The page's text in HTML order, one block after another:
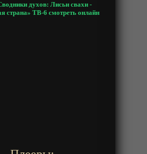
духов: Лисьи свахи -
страна» ТВ-6 смотреть онлайн